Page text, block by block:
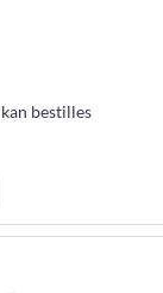
bestilles